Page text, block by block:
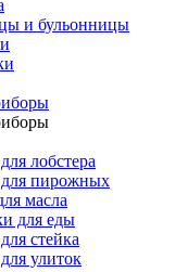
и бульонницы
лобстера
пирожных
масла
для еды
стейка
улиток